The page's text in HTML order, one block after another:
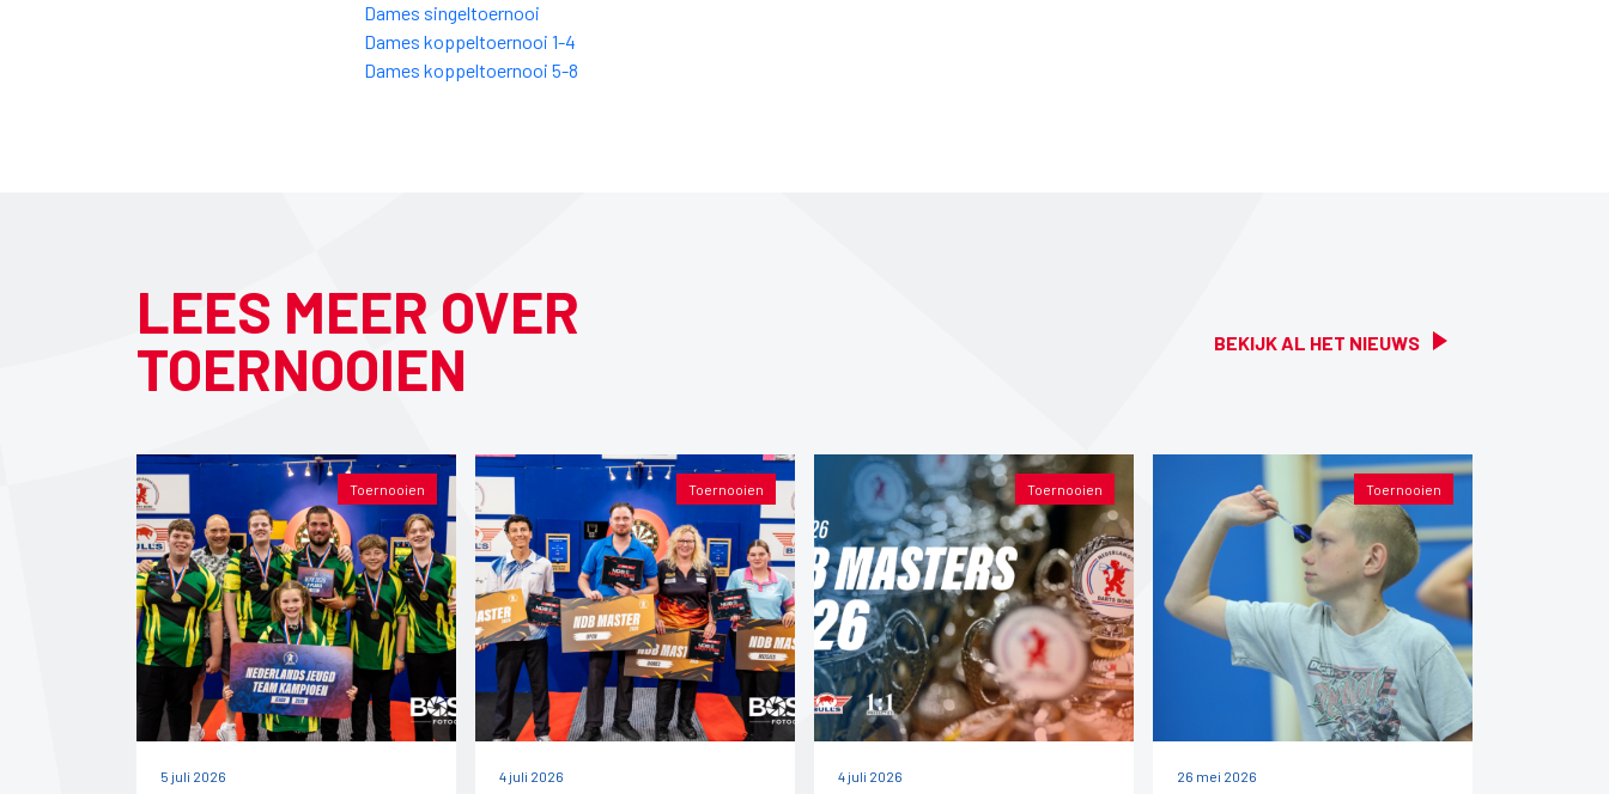
Dames singeltoernooi
Dames koppeltoernooi 1-4
Dames koppeltoernooi 5-8
LEES MEER OVER
TOERNOOIEN
BEKIJK AL HET NIEUWS
Toernooien
5 juli 2026
Toernooien
4 juli 2026
Toernooien
4 juli 2026
Toernooien
26 mei 2026